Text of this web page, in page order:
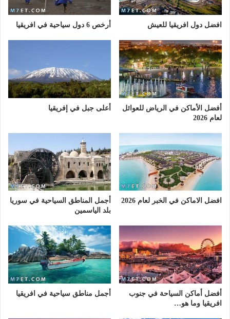
افضل دول افريقيا للعيش أرخص 6 دول سياحية في افريقيا
أفضل الأماكن في الرياض للعوائل
لعام 2026
أعلى جبل في إفريقيا
افضل الاماكن في الخبر لعام 2026
أجمل المناطق السياحية في سوريا
بلد الياسمين
أفضل أماكن السياحة في جنوب
افريقيا وما هو…
أجمل مناطق سياحية في افريقيا